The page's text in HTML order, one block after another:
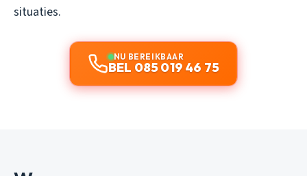
situaties.
NU BEREIKBAAR
BEL 085 019 46 75